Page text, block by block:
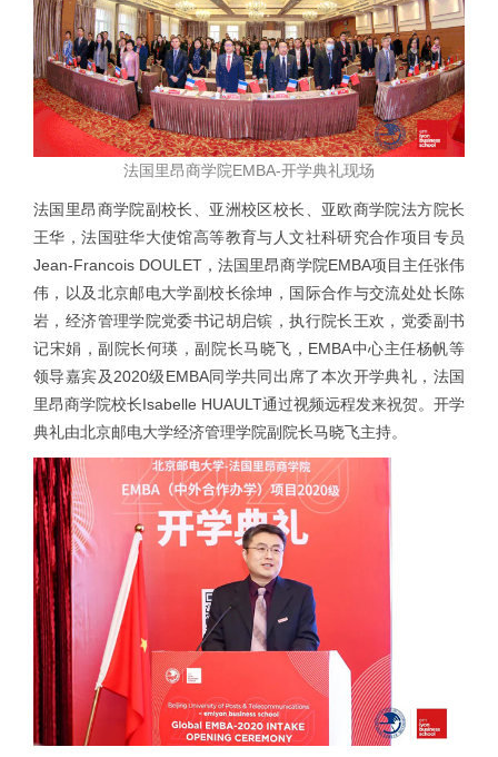
法国里昂商学院EMBA-开学典礼现场
法国里昂商学院副校长、亚洲校区校长、亚欧商学院法方院长
王华，法国驻华大使馆高等教育与人文社科研究合作项目专员
Jean-Francois DOULET，法国里昂商学院EMBA项目主任张伟
伟，以及北京邮电大学副校长徐坤，国际合作与交流处处长陈
岩，经济管理学院党委书记胡启镔，执行院长王欢，党委副书
记宋娟，副院长何瑛，副院长马晓飞，EMBA中心主任杨帆等
领导嘉宾及2020级EMBA同学共同出席了本次开学典礼，法国
里昂商学院校长Isabelle HUAULT通过视频远程发来祝贺。开学
典礼由北京邮电大学经济管理学院副院长马晓飞主持。